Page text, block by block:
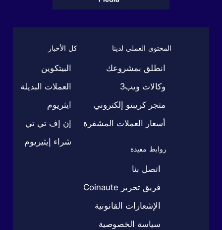
كل الأخبار
البيتكوين
العملات البديلة
ايثريوم
إن إف تي تي
شراء إيثيريوم
المحتوى العملي لدينا
انطلق بمشروعك
وكالات ويب3
متجر كريبتو إلكتروني
أسعار العملات المشفرة
روابط مفيدة
اتصل بنا
فريق تحرير Coinaute
الإشعارات القانونية
سياسة الخصوصية